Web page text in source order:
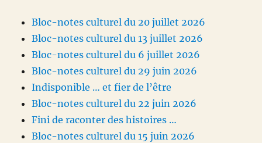
Bloc-notes culturel du 20 juillet 2026
Bloc-notes culturel du 13 juillet 2026
Bloc-notes culturel du 6 juillet 2026
Bloc-notes culturel du 29 juin 2026
Indisponible … et fier de l’être
Bloc-notes culturel du 22 juin 2026
Fini de raconter des histoires …
Bloc-notes culturel du 15 juin 2026